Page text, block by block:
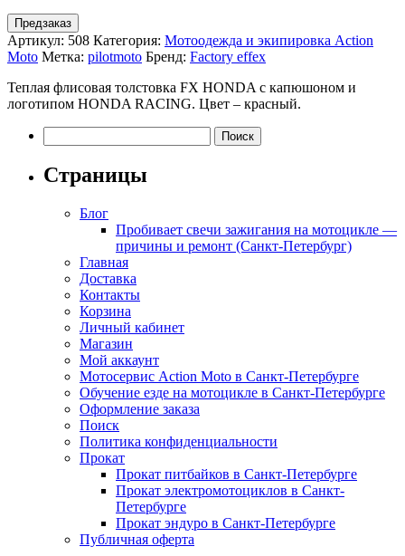
Предзаказ
Артикул: 508 Категория: Мотоодежда и экипировка Action
Moto Метка: pilotmoto Бренд: Factory effex
Теплая флисовая толстовка FX HONDA с капюшоном и
логотипом HONDA RACING. Цвет – красный.
Страницы
Блог
Пробивает свечи зажигания на мотоцикле —
причины и ремонт (Санкт-Петербург)
Главная
Доставка
Контакты
Корзина
Личный кабинет
Магазин
Мой аккаунт
Мотосервис Action Moto в Санкт-Петербурге
Обучение езде на мотоцикле в Санкт-Петербурге
Оформление заказа
Поиск
Политика конфиденциальности
Прокат
Прокат питбайков в Санкт-Петербурге
Прокат электромотоциклов в Санкт-
Петербурге
Прокат эндуро в Санкт-Петербурге
Публичная оферта